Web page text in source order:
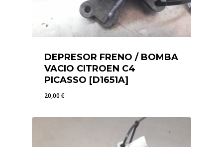
DEPRESOR FRENO / BOMBA
VACIO CITROEN C4
PICASSO [D1651A]
20,00€